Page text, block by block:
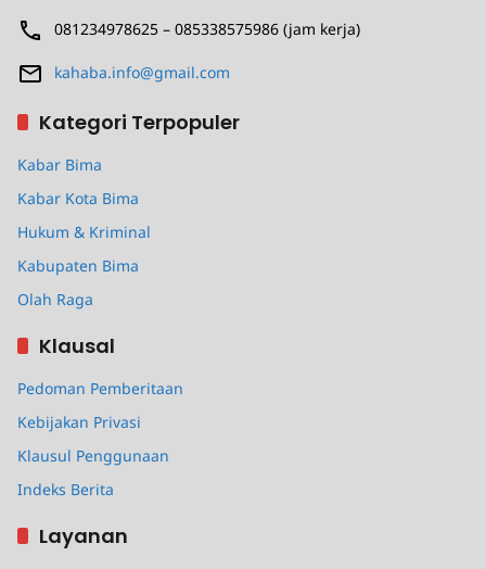
081234978625 – 085338575986 (jam kerja)
kahaba.info@gmail.com
Kategori Terpopuler
Kabar Bima
Kabar Kota Bima
Hukum & Kriminal
Kabupaten Bima
Olah Raga
Klausal
Pedoman Pemberitaan
Kebijakan Privasi
Klausul Penggunaan
Indeks Berita
Layanan